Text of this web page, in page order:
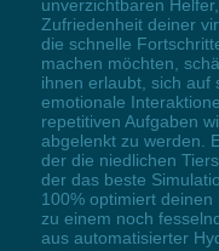
unverzichtbaren
Zufriedenheit deiner
die schnelle
machen möchten,
ihnen erlaubt, sich auf
emotionale
repetitiven Aufgaben
abgelenkt zu werden.
der die niedlichen
der das beste
100% optimiert
zu einem noch
aus automatisierter